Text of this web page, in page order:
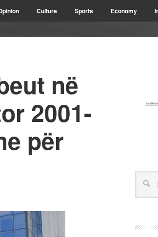
Culture Sports Economy
në
2001-
për